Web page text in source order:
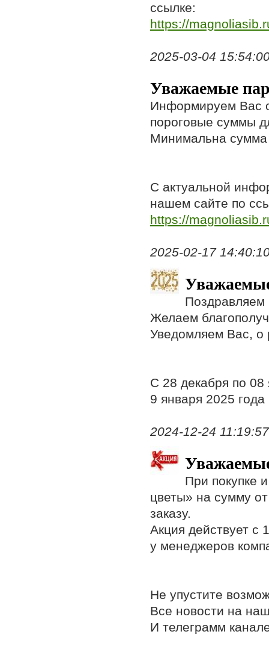
ссылке:
https://
2025-03-04
Уважаемые
Информируем Вас
пороговые суммы
Минимальна сумма
С актуальной
нашем сайте по
https://
2025-02-17
Желаем
Уведомляем Вас, о
С 28 декабря по
9 января 2025
2024-12-24
При покупке
цветы» на сумму
заказу.
Акция действует с
у менеджеров
Не упустите
Все новости на
И телеграмм